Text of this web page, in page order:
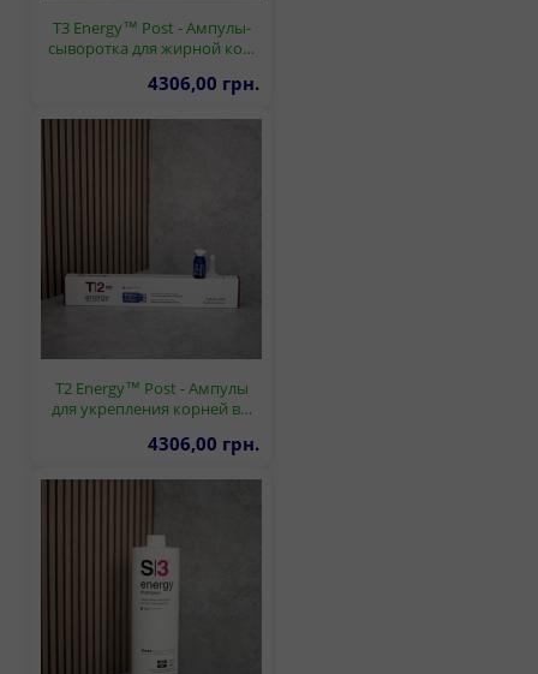
T3 Energy™ Post - Ампулы-
сыворотка для жирной ко…
4306,00 грн.
T2 Energy™ Post - Ампулы
для укрепления корней в…
4306,00 грн.